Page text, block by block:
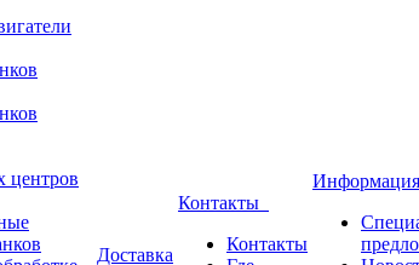
центров
Доставка
Контакты
Контакты